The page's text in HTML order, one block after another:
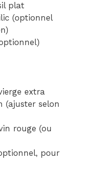
plat
(optionnel
extra
(ajuster selon
rouge (ou
pour